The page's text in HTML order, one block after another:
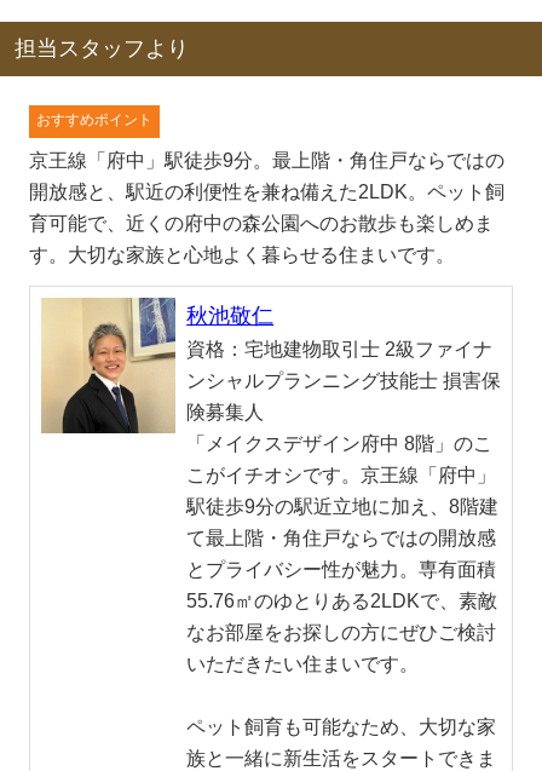
担当スタッフより
おすすめポイント
京王線「府中」駅徒歩9分。最上階・角住戸ならではの
開放感と、駅近の利便性を兼ね備えた2LDK。ペット飼
育可能で、近くの府中の森公園へのお散歩も楽しめま
す。大切な家族と心地よく暮らせる住まいです。
秋池敬仁
資格：宅地建物取引士 2級ファイナ
ンシャルプランニング技能士 損害保
険募集人
「メイクスデザイン府中 8階」のこ
こがイチオシです。京王線「府中」
駅徒歩9分の駅近立地に加え、8階建
て最上階・角住戸ならではの開放感
とプライバシー性が魅力。専有面積
55.76㎡のゆとりある2LDKで、素敵
なお部屋をお探しの方にぜひご検討
いただきたい住まいです。
ペット飼育も可能なため、大切な家
族と一緒に新生活をスタートできま